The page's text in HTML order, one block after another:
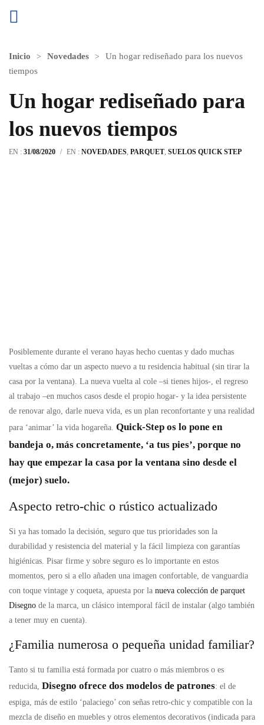
Inicio Novedades
Un hogar rediseñado para los nuevos
tiempos
Un hogar rediseñado para
los nuevos tiempos
EN : 31/08/2020 / EN : NOVEDADES, PARQUET, SUELOS QUICK STEP
Posiblemente durante el verano hayas hecho cuentas y dado muchas
vueltas a cómo dar un aspecto nuevo a tu residencia habitual (sin tirar la
casa por la ventana). La nueva vuelta al cole –si tienes hijos-, el regreso
al trabajo –en muchos casos desde el propio hogar- y la idea persistente
de renovar algo, darle nueva vida, es un plan reconfortante y una realidad
para ‘animar’ la vida hogareña. Quick-Step os lo pone en
bandeja o, más concretamente, ‘a tus pies’, porque no
hay que empezar la casa por la ventana sino desde el
(mejor) suelo.
Aspecto retro-chic o rústico actualizado
Si ya has tomado la decisión, seguro que tus prioridades son la
durabilidad y resistencia del material y la fácil limpieza con garantías
higiénicas. Pisar firme y sobre seguro es lo importante en estos
momentos, pero si a ello añaden una imagen confortable, de vanguardia
con toque vintage y coqueta, apuesta por la nueva colección de parquet
Disegno de la marca, un clásico intemporal fácil de instalar (algo también
a tener muy en cuenta).
¿Familia numerosa o pequeña unidad familiar?
Tanto si tu familia está formada por cuatro o más miembros o es
reducida, Disegno ofrece dos modelos de patrones: el de
espiga, más de estilo ‘palaciego’ con señas retro-chic y compatible con la
mezcla de diseño en muebles y otros elementos decorativos (indicada para